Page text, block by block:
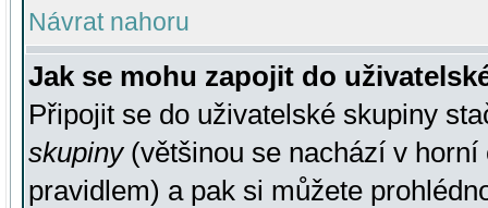
Návrat nahoru
Jak se mohu zapojit do
Připojit se do uživatelské skupiny
skupiny(většinou se nachází v horní
pravidlem) a pak si můžete